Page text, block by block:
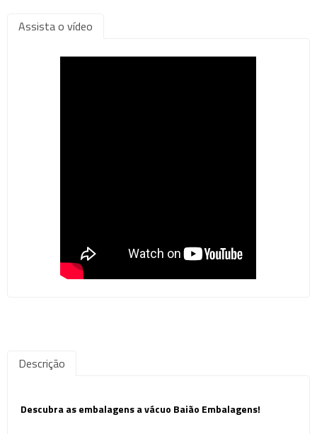
Assista o vídeo
Descrição
Descubra as embalagens a vácuo Baião Embalagens!